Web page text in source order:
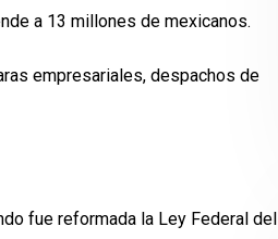
a 13 millones de mexicanos.
empresariales, despachos de
fue reformada la Ley Federal del